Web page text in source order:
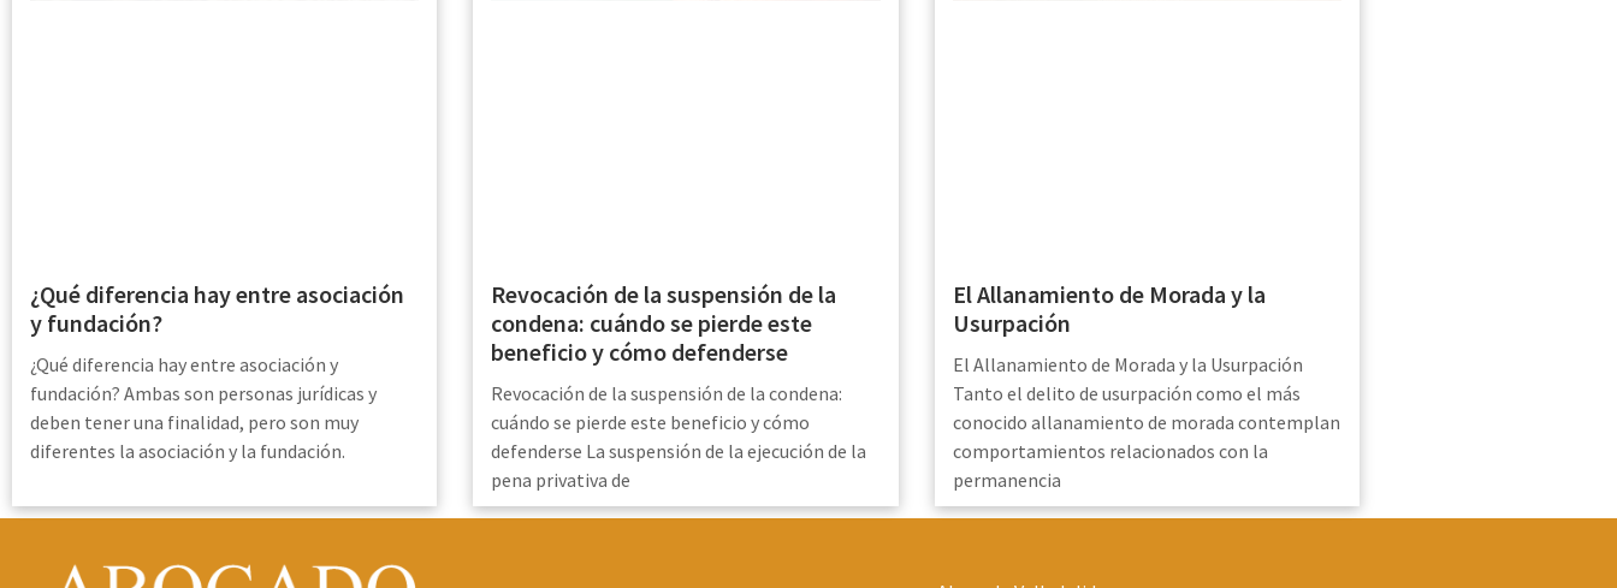
¿Qué diferencia hay entre asociación
y fundación?
¿Qué diferencia hay entre asociación y
fundación? Ambas son personas jurídicas y
deben tener una finalidad, pero son muy
diferentes la asociación y la fundación.
Revocación de la suspensión de la
condena: cuándo se pierde este
beneficio y cómo defenderse
Revocación de la suspensión de la condena:
cuándo se pierde este beneficio y cómo
defenderse La suspensión de la ejecución de la
pena privativa de
El Allanamiento de Morada y la
Usurpación
El Allanamiento de Morada y la Usurpación
Tanto el delito de usurpación como el más
conocido allanamiento de morada contemplan
comportamientos relacionados con la
permanencia